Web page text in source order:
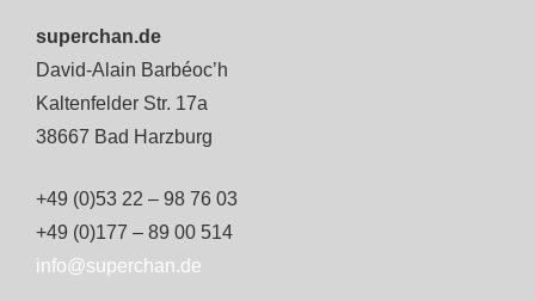
superchan.de
David-Alain Barbéoc’h
Kaltenfelder Str. 17a
38667 Bad Harzburg
+49 (0)53 22 – 98 76 03
+49 (0)177 – 89 00 514
info@superchan.de